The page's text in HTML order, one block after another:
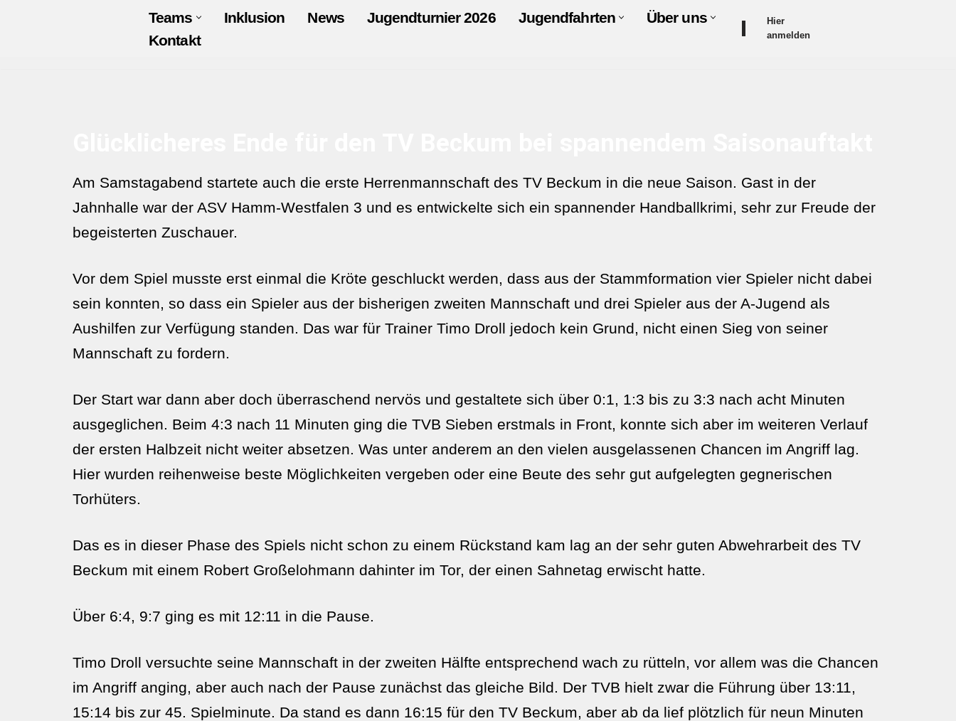
Teams Inklusion News Jugendturnier 2026 Jugendfahrten
Über uns
Kontakt
Hier
anmelden
Am Samstagabend startete auch die erste Herrenmannschaft des TV Beckum in die neue Saison. Gast in der
Jahnhalle war der ASV Hamm-Westfalen 3 und es entwickelte sich ein spannender Handballkrimi, sehr zur Freude der
begeisterten Zuschauer.
Vor dem Spiel musste erst einmal die Kröte geschluckt werden, dass aus der Stammformation vier Spieler nicht dabei
sein konnten, so dass ein Spieler aus der bisherigen zweiten Mannschaft und drei Spieler aus der A-Jugend als
Aushilfen zur Verfügung standen. Das war für Trainer Timo Droll jedoch kein Grund, nicht einen Sieg von seiner
Mannschaft zu fordern.
Der Start war dann aber doch überraschend nervös und gestaltete sich über 0:1, 1:3 bis zu 3:3 nach acht Minuten
ausgeglichen. Beim 4:3 nach 11 Minuten ging die TVB Sieben erstmals in Front, konnte sich aber im weiteren Verlauf
der ersten Halbzeit nicht weiter absetzen. Was unter anderem an den vielen ausgelassenen Chancen im Angriff lag.
Hier wurden reihenweise beste Möglichkeiten vergeben oder eine Beute des sehr gut aufgelegten gegnerischen
Torhüters.
Das es in dieser Phase des Spiels nicht schon zu einem Rückstand kam lag an der sehr guten Abwehrarbeit des TV
Beckum mit einem Robert Großelohmann dahinter im Tor, der einen Sahnetag erwischt hatte.
Über 6:4, 9:7 ging es mit 12:11 in die Pause.
Timo Droll versuchte seine Mannschaft in der zweiten Hälfte entsprechend wach zu rütteln, vor allem was die Chancen
im Angriff anging, aber auch nach der Pause zunächst das gleiche Bild. Der TVB hielt zwar die Führung über 13:11,
15:14 bis zur 45. Spielminute. Da stand es dann 16:15 für den TV Beckum, aber ab da lief plötzlich für neun Minuten